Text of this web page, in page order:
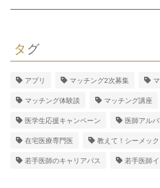
タグ
アプリ マッチング2次募集
マッチング体験談 マッチング講座
医学生応援キャンペーン 医師アルバ
在宅医療専門医 教えて！シーメック
若手医師のキャリアパス 若手医師